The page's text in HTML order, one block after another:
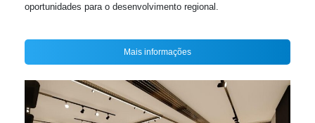
oportunidades para o desenvolvimento regional.
Mais informações